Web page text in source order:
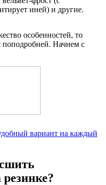
иней) и другие.
особенностей, то
поподробней. Начнем с
вариант на каждый